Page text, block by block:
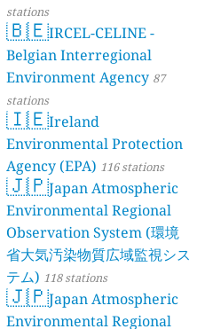
stations
🇧🇪IRCEL-CELINE -
Belgian Interregional
Environment Agency 87
stations
🇮🇪Ireland
Environmental Protection
Agency (EPA) 116 stations
🇯🇵Japan Atmospheric
Environmental Regional
Observation System (環境
省大気汚染物質広域監視シス
テム) 118 stations
🇯🇵Japan Atmospheric
Environmental Regional